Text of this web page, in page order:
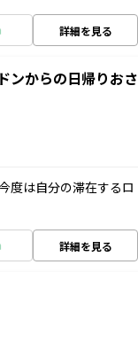
詳細を見る
ンからの日帰りおさ
度は自分の滞在するロ
詳細を見る